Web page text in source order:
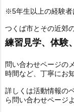
※5年生以上の経験者
つくば市とその近郊
練習見学、体験
問い合わせページの
時間など、丁寧にお
詳しくは活動情報の
ら問い合わせページ